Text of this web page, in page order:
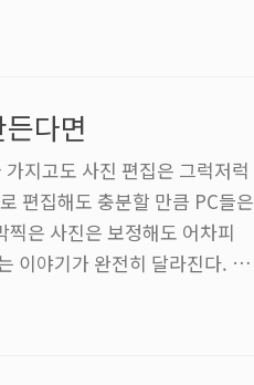
보통 사람들의 마음이 고작
빠르게 진행되는 세상이 온
다면
지고도 사진 편집은 그럭저럭
편집해도 충분할 만큼 PC들은
은 사진은 보정해도 어차피
이야기가 완전히 달라진다. 사
색역에 대해서 요즘 이리저